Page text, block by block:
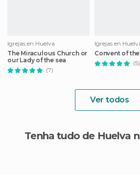
Igrejas en Huelva
The Miraculous Church or
our Lady of the sea
(7)
Igrejas en
Convent of
(5)
Ver todos
Tenha tudo de Huelva